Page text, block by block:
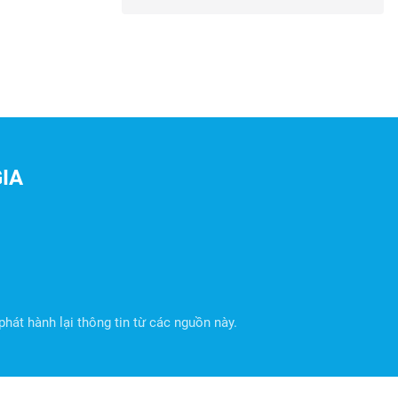
hành lại thông tin từ các nguồn này.